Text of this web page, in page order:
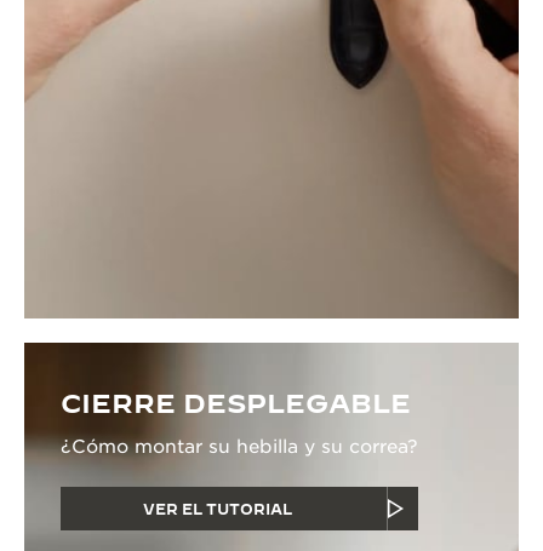
CIERRE DESPLEGABLE
¿Cómo montar su hebilla y su correa?
VER EL TUTORIAL